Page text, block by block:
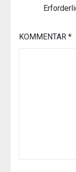
KOMMENTAR *